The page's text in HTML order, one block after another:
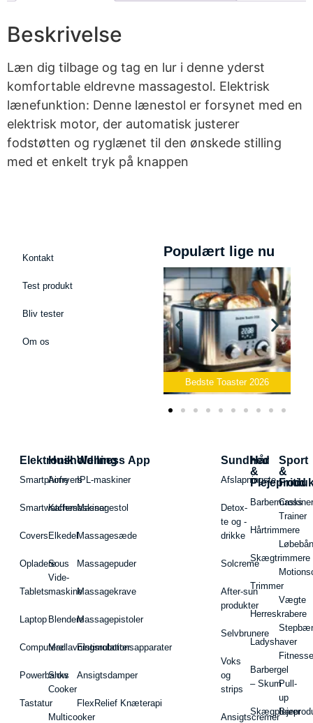
Beskrivelse
Læn dig tilbage og tag en lur i denne yderst
komfortable eldrevne massagestol. Elektrisk
lænefunktion: Denne lænestol er forsynet med en
elektrisk motor, der automatisk justerer
fodstøtten og ryglænet til den ønskede stilling
med et enkelt tryk på knappen
Kontakt
Test produkt
Bliv tester
Om os
Populært lige nu
Bedste Toaster 2026
Elektronik
Smartphone
Smartwatches
Covers
Opladere
Tablets
Laptop
Computere
Powerbanks
Tastatur
Husholdning
Airfryers
Kaffemaskiner
Elkedel
Sous
Vide-
maskine
Blendere
Madlavningsrobotter
Slow
Cooker
Multicooker
Wellness App
IPL-maskiner
Massagestol
Massagesæde
Massagepuder
Massagekrave
Massagepistoler
Elstimulationsapparater
Ansigtsdamper
FlexRelief Knæterapi
Sundhed
Afslapningste
Detox-
te og -
drikke
Solcreme
After-sun
produkter
Selvbrunere
Voks
og
strips
Ansigtscremer
Hår
&
Hårtrimmere
Skægtrimmere
Trimmer
Herreskrabere
Ladyshaver
Barbergel
– Skum
Sport
&
Fritid
Cross
Trainer
Vægte
Pull-
up
Barer